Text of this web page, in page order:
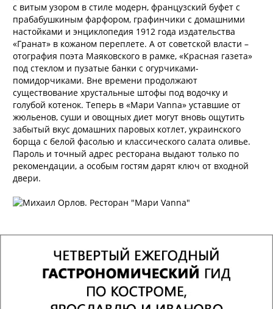
с витым узором в стиле модерн, французский буфет с
прабабушкиным фарфором, графинчики с домашними
настойками и энциклопедия 1912 года издательства
«Гранат» в кожаном переплете. А от советской власти –
отография поэта Маяковского в рамке, «Красная газета»
под стеклом и пузатые банки с огурчиками-
помидорчиками. Вне времени продолжают
существование хрустальные штофы под водочку и
голубой котенок. Теперь в «Мари Vanna» уставшие от
жюльенов, суши и овощных диет могут вновь ощутить
забытый вкус домашних паровых котлет, украинского
борща с белой фасолью и классического салата оливье.
Пароль и точный адрес ресторана выдают только по
рекомендации, а особым гостям дарят ключ от входной
двери.